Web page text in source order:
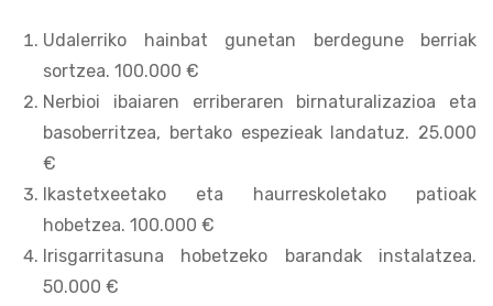
Udalerriko hainbat gunetan berdegune berriak
sortzea. 100.000 €
Nerbioi ibaiaren erriberaren birnaturalizazioa eta
basoberritzea, bertako espezieak landatuz. 25.000
€
Ikastetxeetako eta haurreskoletako patioak
hobetzea. 100.000 €
Irisgarritasuna hobetzeko barandak instalatzea.
50.000 €